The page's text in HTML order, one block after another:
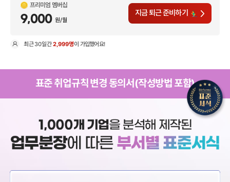
프리미엄 멤버십
9,000 원/월
지금 퇴근 준비하기
최근30일간2,999명이 가입했어요!
표준 취업규칙 변경 동의서(작성방법 포함)